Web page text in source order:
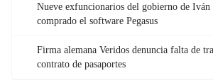
Nueve exfuncionarios del gobierno de Iván
comprado el software Pegasus
Firma alemana Veridos denuncia falta de
contrato de pasaportes